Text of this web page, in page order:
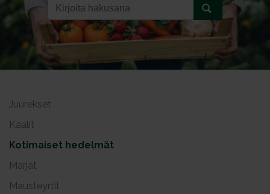
Juurekset
Kaalit
Kotimaiset hedelmät
Marjat
Mausteyrtit